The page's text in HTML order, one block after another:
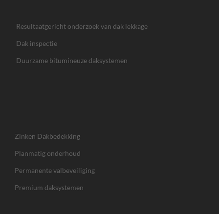
Resultaatgericht onderzoek van dak lekkage
Dak inspectie
Duurzame bitumineuze daksystemen
Zinken Dakbedekking
Planmatig onderhoud
Permanente valbeveiliging
Premium daksystemen